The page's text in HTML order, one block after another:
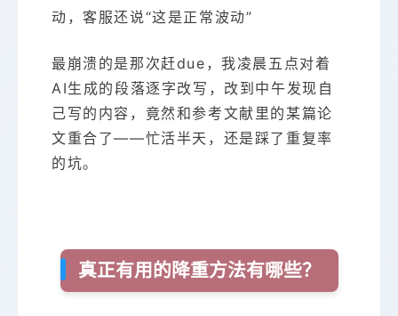
动，客服还说“这是正常波动”
最崩溃的是那次赶due，我凌晨五点对着
AI生成的段落逐字改写，改到中午发现自
己写的内容，竟然和参考文献里的某篇论
文重合了——忙活半天，还是踩了重复率
的坑。
真正有用的降重方法有哪些？